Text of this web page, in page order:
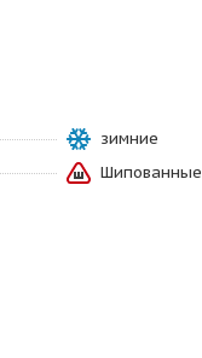
зимние
Шипованные